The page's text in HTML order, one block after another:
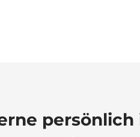
persönlich